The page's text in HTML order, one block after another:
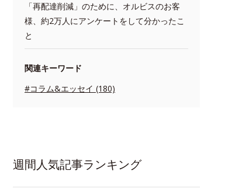
「再配達削減」のために、オルビスのお客
様、約2万人にアンケートをして分かったこ
と
関連キーワード
#コラム&エッセイ (180)
週間人気記事ランキング